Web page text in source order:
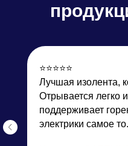
⭐️⭐️⭐️⭐️⭐️
Лучшая изолента,
Отрывается легко
поддерживает
электрики самое то.